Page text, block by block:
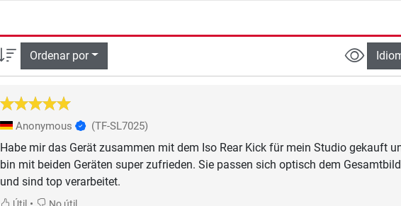
Ordenar por
Anonymous (TF-SL7025)
Habe mir das Gerät zusammen mit dem Iso Rear Kick für mein Studio gekauft
bin mit beiden Geräten super zufrieden. Sie passen sich optisch dem
und sind top verarbeitet.